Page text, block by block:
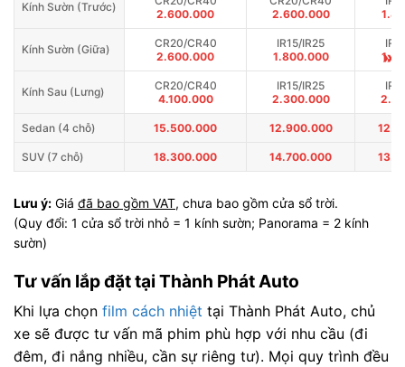
»
Kính Sườn (Trước)
2.600.000
2.600.000
Kính Sườn (Giữa)
CR20/CR40
2.600.000
IR15/IR25
1.800.000
Kính Sau (Lưng)
CR20/CR40
4.100.000
IR15/IR25
2.300.000
Sedan (4 chỗ) 15.500.000 12.900.000
SUV (7 chỗ) 18.300.000 14.700.000
Lưu ý: Giá đã bao gồm VAT, chưa bao gồm cửa sổ trời.
(Quy đổi: 1 cửa sổ trời nhỏ = 1 kính sườn; Panorama = 2 kính
sườn)
Tư vấn lắp đặt tại Thành Phát Auto
Khi lựa chọn film cách nhiệt tại Thành Phát Auto, chủ
xe sẽ được tư vấn mã phim phù hợp với nhu cầu (đi
đêm, đi nắng nhiều, cần sự riêng tư). Mọi quy trình đều